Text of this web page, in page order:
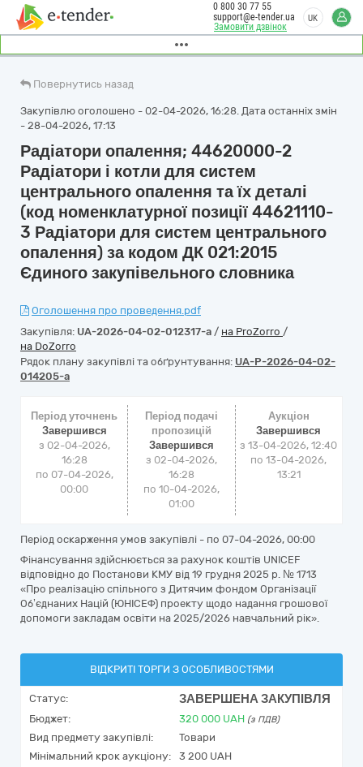
Замовити дзвінок
0 800 30 77 55
support@e-tender.ua
UK
Повернутись назад
Закупівлю оголошено - 02-04-2026, 16:28. Дата останніх змін
- 28-04-2026, 17:13
Радіатори опалення; 44620000-2
Радіатори і котли для систем
центрального опалення та їх деталі
(код номенклатурної позиції 44621110-
3 Радіатори для систем центрального
опалення) за кодом ДК 021:2015
Єдиного закупівельного словника
Оголошення про проведення.pdf
Закупівля: UA-2026-04-02-012317-a / на ProZorro /
на DoZorro
Рядок плану закупівлі та обґрунтування: UA-P-2026-04-02-
014205-a
Період уточнень
Завершився
з 02-04-2026,
16:28
по 07-04-2026,
00:00
Період подачі
пропозицій
Завершився
з 02-04-2026,
16:28
по 10-04-2026,
01:00
Аукціон
Завершився
з13-04-2026, 12:40
по13-04-2026,
13:21
Період оскарження умов закупівлі - по 07-04-2026, 00:00
Фінансування здійснюється за рахунок коштів UNICEF
відповідно до Постанови КМУ від 19 грудня 2025 р. № 1713
«Про реалізацію спільного з Дитячим фондом Організації
Об’єднаних Націй (ЮНІСЕФ) проекту щодо надання грошової
допомоги закладам освіти на 2025/2026 навчальний рік».
ВІДКРИТІ ТОРГИ З ОСОБЛИВОСТЯМИ
Статус: ЗАВЕРШЕНА ЗАКУПІВЛЯ
Бюджет: 320 000 UAH (з ПДВ)
Вид предмету закупівлі:
Товари
Мінімальний крок аукціону:
3 200 UAH